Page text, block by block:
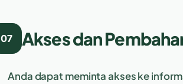
07 Akses dan
Anda dapat meminta akses ke